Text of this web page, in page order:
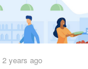
2 years ago